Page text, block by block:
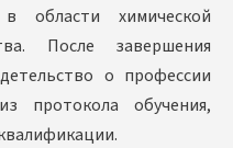
области химической
После завершения
о профессии
протокола обучения,